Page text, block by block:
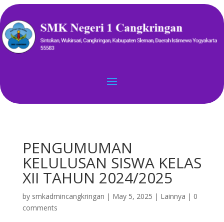
PENGUMUMAN
KELULUSAN SISWA KELAS
XII TAHUN 2024/2025
by smkadmincangkringan | May 5, 2025 | Lainnya | 0
comments